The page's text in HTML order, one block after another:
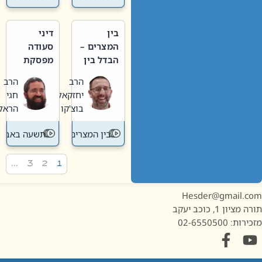
בין
המצרים –
הבדל בין
חדשה
לישנה
הרב
יחזקאל
בוצ'קו
בין המצרים
דיני
סעודה
מפסקת
תשעה
באב
הרב
חגי
הראל
תשעה באב
1, כוכב יעקב
02-6550500